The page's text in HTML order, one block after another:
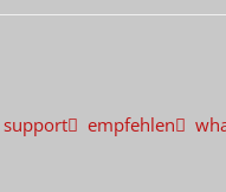
support empfehlen